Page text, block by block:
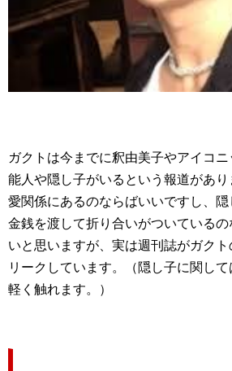
ガクトは今までに釈由美子やアイコ
能人や隠し子がいるという報道があ
愛関係にあるのならばいいですし、
金銭を渡して折り合いがついている
いと思いますが、実は週刊誌がガク
リークしています。（隠し子に関し
軽く触れます。）